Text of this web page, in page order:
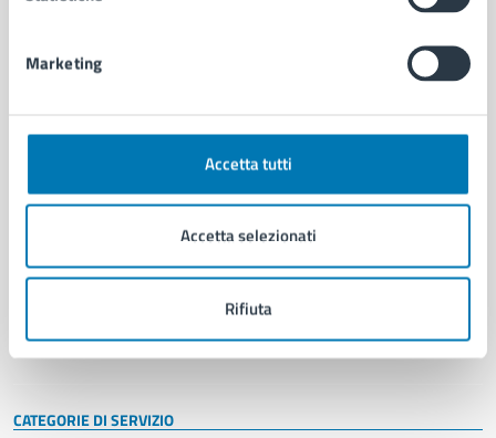
Marketing
Accetta tutti
Accetta selezionati
Rifiuta
Aree amministrative
Uffici
Politici
Intranet, posta aziendale e protocollo
CATEGORIE DI SERVIZIO